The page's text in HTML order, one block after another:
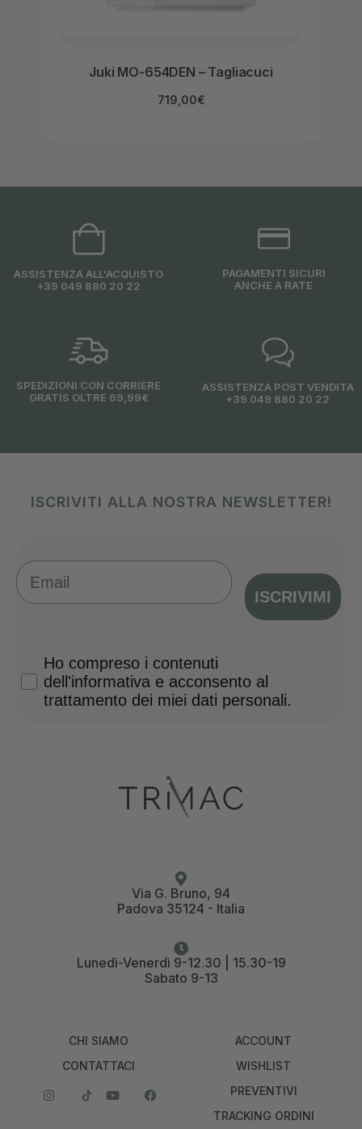
Juki MO-654DEN – Tagliacuci
719,00€
ASSISTENZA ALL'ACQUISTO
+39 049 880 20 22
PAGAMENTI SICURI
ANCHE A RATE
SPEDIZIONI CON CORRIERE
GRATIS OLTRE 69,99€
ASSISTENZA POST VENDITA
+39 049 880 20 22
ISCRIVITI ALLA NOSTRA NEWSLETTER!
Email
ISCRIVIMI
Privacy Policy
Ho compreso i contenuti
dell'informativa e acconsento al
trattamento dei miei dati personali.
Via G. Bruno, 94
Padova 35124 - Italia
Lunedì-Venerdì 9-12.30 | 15.30-19
Sabato 9-13
CHI SIAMO
CONTATTACI
ACCOUNT
WISHLIST
PREVENTIVI
TRACKING ORDINI